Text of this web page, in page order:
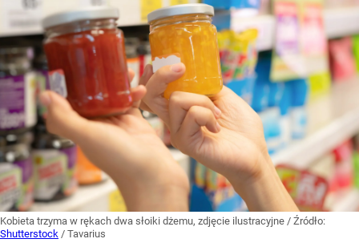
Kobieta trzyma w rękach dwa słoiki dżemu, zdjęcie ilustracyjne / Źródło:
Shutterstock / Tavarius